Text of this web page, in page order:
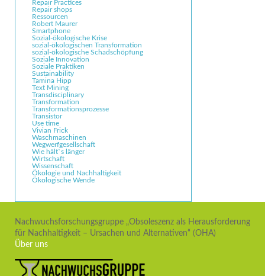
Repair Practices
Repair shops
Ressourcen
Robert Maurer
Smartphone
Sozial-ökologische Krise
sozial-ökologischen Transformation
sozial-ökologische Schadschöpfung
Soziale Innovation
Soziale Praktiken
Sustainability
Tamina Hipp
Text Mining
Transdisciplinary
Transformation
Transformationsprozesse
Transistor
Use time
Vivian Frick
Waschmaschinen
Wegwerfgesellschaft
Wie hält`s länger
Wirtschaft
Wissenschaft
Ökologie und Nachhaltigkeit
Ökologische Wende
Nachwuchsforschungsgruppe „Obsoleszenz als Herausforderung
für Nachhaltigkeit – Ursachen und Alternativen“ (OHA)
Über uns